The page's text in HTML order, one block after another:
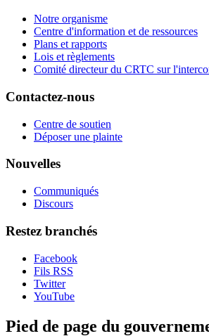
Notre organisme
Centre d'information et de ressources
Plans et rapports
Lois et règlements
Comité directeur du CRTC sur
Contactez-nous
Centre de soutien
Déposer une plainte
Nouvelles
Communiqués
Discours
Restez branchés
Facebook
Fils RSS
Twitter
YouTube
Pied de page du